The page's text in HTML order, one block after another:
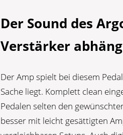
Der Sound des
Verstärker
Der Amp spielt bei diesem
Sache liegt. Komplett clean
Pedalen selten den
besser mit leicht gesättigten